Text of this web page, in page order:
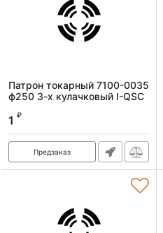
Патрон токарный 7100-0035
ф250 3-х кулачковый I-QSC
Артикул:
1 ₽
Предзаказ